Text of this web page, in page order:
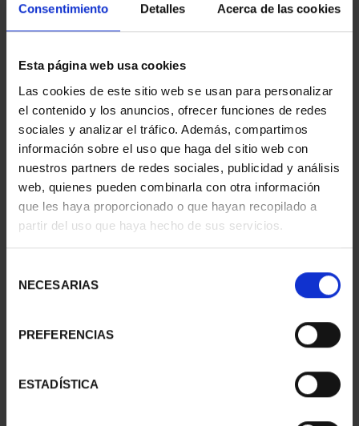
Consentimiento Detalles Acerca de las cookies
Esta página web usa cookies
Las cookies de este sitio web se usan para personalizar
el contenido y los anuncios, ofrecer funciones de redes
sociales y analizar el tráfico. Además, compartimos
información sobre el uso que haga del sitio web con
nuestros partners de redes sociales, publicidad y análisis
web, quienes pueden combinarla con otra información
que les haya proporcionado o que hayan recopilado a
partir del uso que haya hecho de sus servicios.
NECESARIAS
PREFERENCIAS
ESTADÍSTICA
Sólo para usuarios
registrados
Sólo para usuarios
registrados
SUSCRIPCIÓN
CAPITALES DE
949,00 €
registrados
SUSCRIPCIÓN
CAPITALES DE
949,00 €
registrados